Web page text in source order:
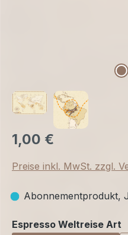
1,00 €
Preise inkl. MwSt. zzgl.
Abonnementprodukt,
Espresso Weltreise Art